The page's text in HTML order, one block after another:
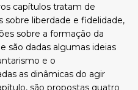
capítulos tratam de
liberdade e fidelidade,
sobre a formação da
são dadas algumas ideias
e o
as dinâmicas do agir
são propostas quatro